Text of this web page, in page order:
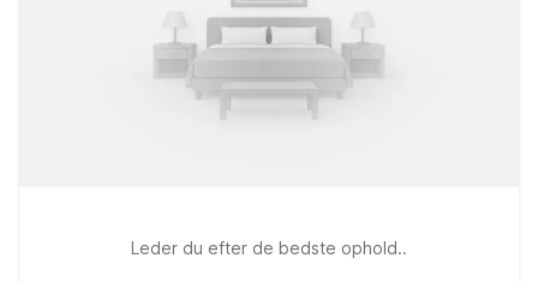
Leder du efter de bedste ophold..